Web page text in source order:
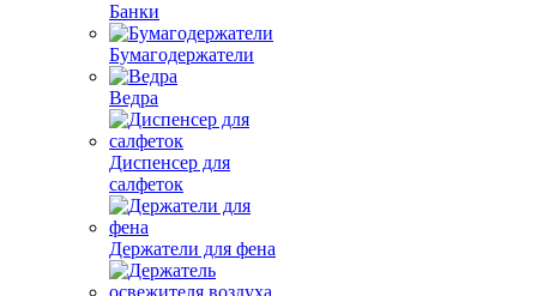
Банки
Бумагодержатели
Ведра
Диспенсер для
салфеток
Держатели для фена